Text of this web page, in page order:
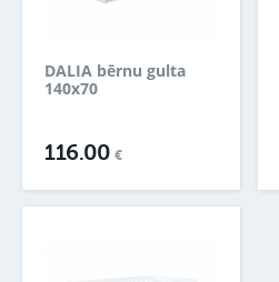
DALIA bērnu gulta
140x70
116.00€